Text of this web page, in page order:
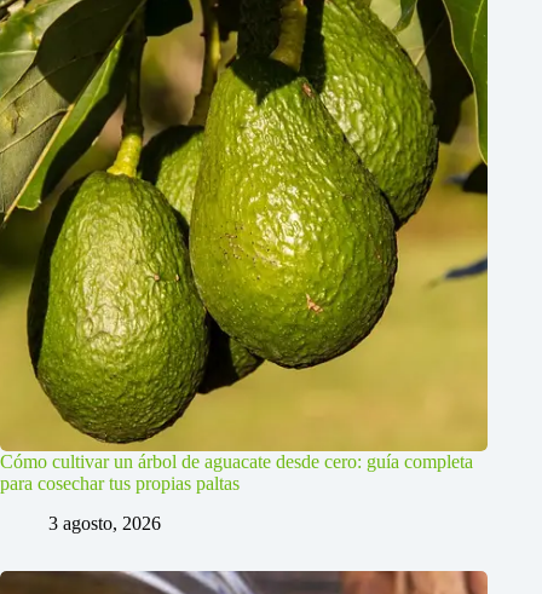
Cómo cultivar un árbol de aguacate desde cero: guía completa
para cosechar tus propias paltas
3 agosto, 2026